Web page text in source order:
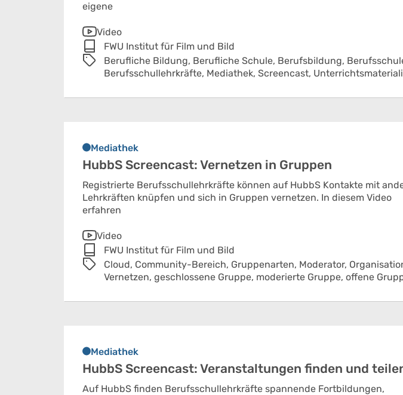
eigene
Video
FWU Institut für Film und Bild
Berufliche Bildung, Berufliche Schule, Berufsbildung,
Berufsschullehrkräfte, Mediathek, Screencast,
Mediathek
HubbS Screencast: Vernetzen in Gruppen
Registrierte Berufsschullehrkräfte können auf HubbS Kontakte mit
Lehrkräften knüpfen und sich in Gruppen vernetzen. In diesem Video
erfahren
Video
FWU Institut für Film und Bild
Cloud, Community-Bereich, Gruppenarten, Moderator,
Vernetzen, geschlossene Gruppe, moderierte Gruppe, offene
Mediathek
HubbS Screencast: Veranstaltungen finden und
Auf HubbS finden Berufsschullehrkräfte spannende Fortbildungen,